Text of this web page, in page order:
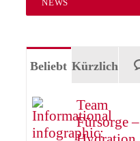
NEWS
Beliebt Kürzlich
Team
Fürsorge –